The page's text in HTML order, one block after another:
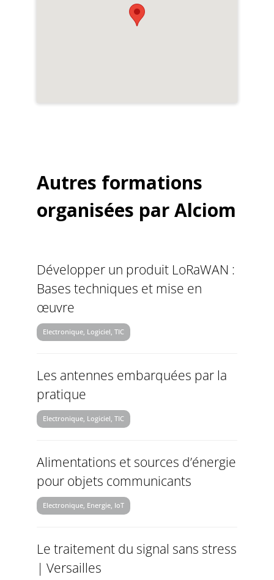
Autres formations
organisées par Alciom
Développer un produit LoRaWAN :
Bases techniques et mise en
œuvre
Electronique, Logiciel, TIC
Les antennes embarquées par la
pratique
Electronique, Logiciel, TIC
Alimentations et sources d’énergie
pour objets communicants
Electronique, Energie, IoT
Le traitement du signal sans stress
| Versailles